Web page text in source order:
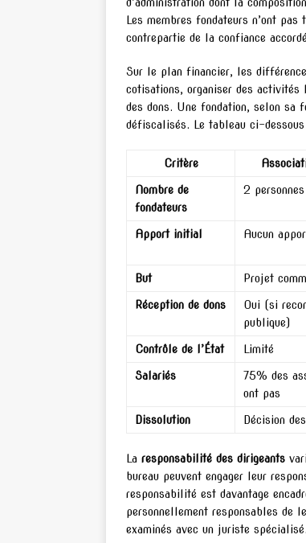
Les membres fondateurs n’ont
contrepartie de la confiance
Sur le plan financier, les
cotisations, organiser des
des dons. Une fondation, selon sa
défiscalisés. Le tableau ci-
Critère
Nombre de
fondateurs
2
Apport initial Aucun
But Projet
Réception de dons
Oui (si
publique)
Contrôle de l’État Limité
Salariés
75% des
ont pas
Dissolution Décision
La responsabilité des dirigeants
bureau peuvent engager leur
responsabilité est davantage
personnellement responsables de
examinés avec un juriste spécialisé.